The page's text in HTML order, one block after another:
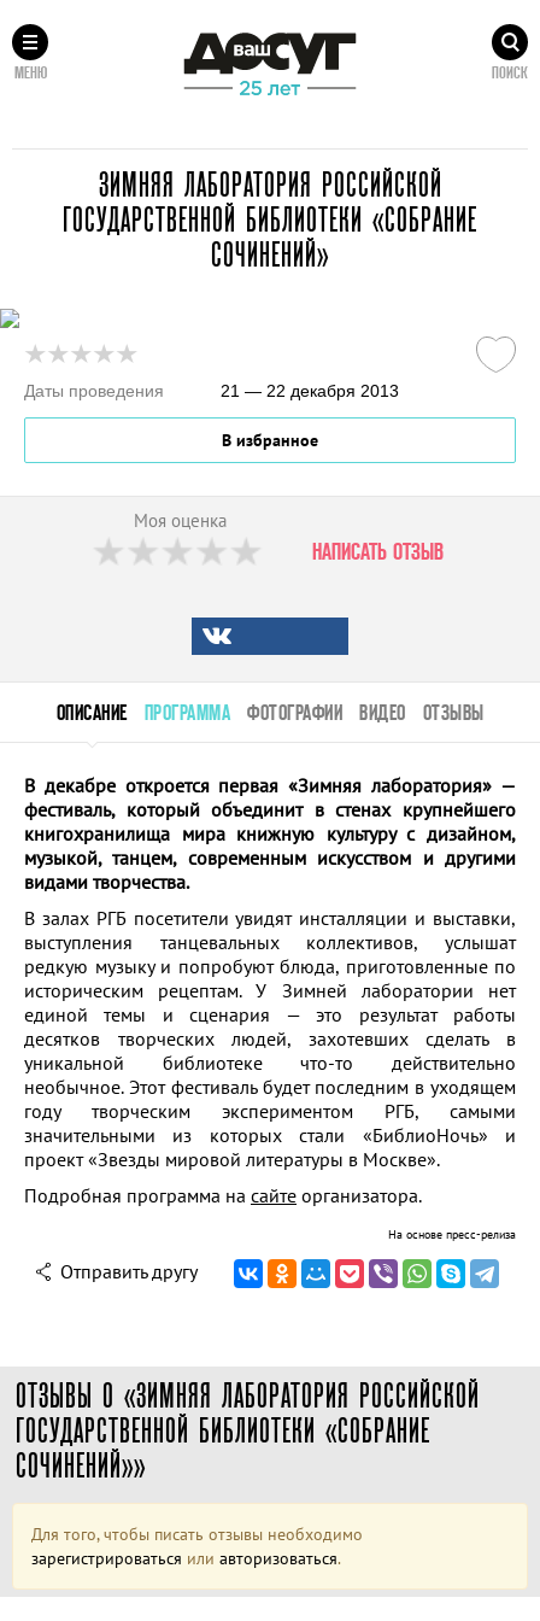
МЕНЮ ПОИСК
ЗИМНЯЯ ЛАБОРАТОРИЯ РОССИЙСКОЙ
ГОСУДАРСТВЕННОЙ БИБЛИОТЕКИ «СОБРАНИЕ
СОЧИНЕНИЙ»
Даты проведения 21 — 22 декабря 2013
В избранное
Моя оценка
НАПИСАТЬ ОТЗЫВ
ОПИСАНИЕ ПРОГРАММА ФОТОГРАФИИ ВИДЕО ОТЗЫВЫ
В декабре откроется первая «Зимняя лаборатория» —
фестиваль, который объединит в стенах крупнейшего
книгохранилища мира книжную культуру с дизайном,
музыкой, танцем, современным искусством и другими
видами творчества.
В залах РГБ посетители увидят инсталляции и выставки,
выступления танцевальных коллективов, услышат
редкую музыку и попробуют блюда, приготовленные по
историческим рецептам. У Зимней лаборатории нет
единой темы и сценария — это результат работы
десятков творческих людей, захотевших сделать в
уникальной библиотеке что-то действительно
необычное. Этот фестиваль будет последним в уходящем
году творческим экспериментом РГБ, самыми
значительными из которых стали «БиблиоНочь» и
проект «Звезды мировой литературы в Москве».
Подробная программа на сайте организатора.
На основе пресс-релиза
Отправить другу
ОТЗЫВЫ О «ЗИМНЯЯ ЛАБОРАТОРИЯ РОССИЙСКОЙ
ГОСУДАРСТВЕННОЙ БИБЛИОТЕКИ «СОБРАНИЕ
СОЧИНЕНИЙ»»
Для того, чтобы писать отзывы необходимо
зарегистрироваться или авторизоваться.